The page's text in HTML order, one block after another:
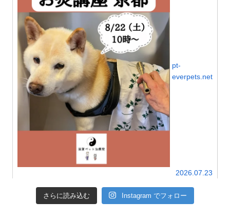
pt-
everpets.net
2026.07.23
さらに読み込む Instagram でフォロー